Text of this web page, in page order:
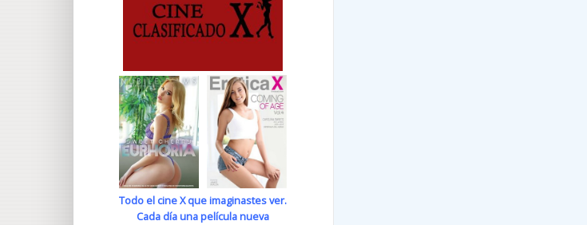
Todo el cine X que imaginastes ver.
Cada día una película nueva